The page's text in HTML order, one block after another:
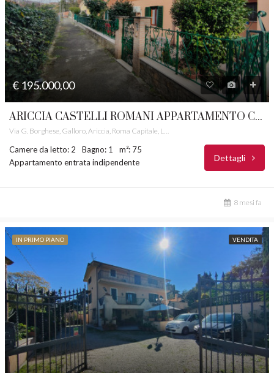
€ 195.000,00
ARICCIA CASTELLI ROMANI APPARTAMENTO CON ENTRATA INDIPENDENTE RIF. 41
Via G. Borghese, Galloro, Ariccia, Roma Capitale, Lazio, 00072, Italia
Camere da letto: 2 Bagno: 1
m²: 75
Appartamento entrata indipendente
Dettagli
8 mesi fa
IN PRIMO PIANO VENDITA